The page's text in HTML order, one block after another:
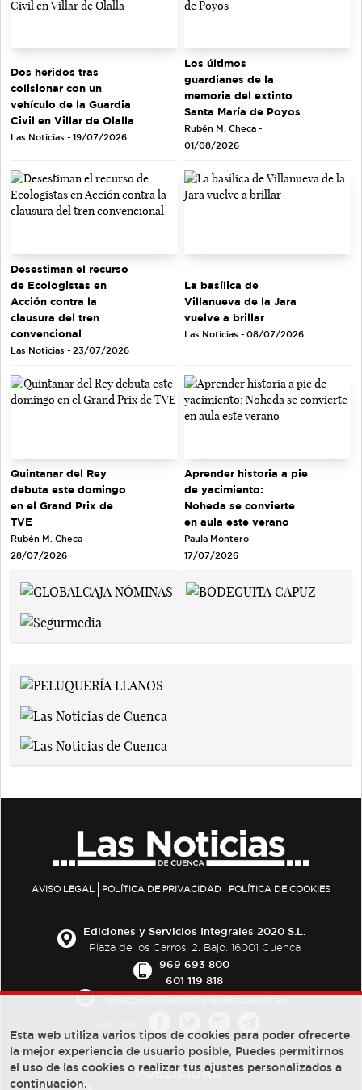
Dos heridos tras
colisionar con un
vehículo de la Guardia
Civil en Villar de Olalla
Las Noticias - 19/07/2026
Los últimos
guardianes de la
memoria del extinto
Santa María de Poyos
Rubén M. Checa -
01/08/2026
Desestiman el recurso
de Ecologistas en
Acción contra la
clausura del tren
convencional
Las Noticias - 23/07/2026
La basílica de
Villanueva de la Jara
vuelve a brillar
Las Noticias - 08/07/2026
Quintanar del Rey
debuta este domingo
en el Grand Prix de
TVE
Rubén M. Checa -
28/07/2026
Aprender historia a pie
de yacimiento:
Noheda se convierte
en aula este verano
Paula Montero -
17/07/2026
AVISO LEGAL POLÍTICA DE PRIVACIDAD POLÍTICA DE COOKIES
Ediciones y Servicios Integrales 2020 S.L.
Plaza de los Carros, 2. Bajo. 16001 Cuenca
969 693 800
601 119 818
PUBLICIDAD:
Esta web utiliza varios tipos de cookies para poder ofrecerte
la mejor experiencia de usuario posible, Puedes permitirnos
el uso de las cookies o realizar tus ajustes personalizados a
continuación.